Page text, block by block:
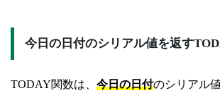
今日の日付のシリアル値を返す
TODAY関数は、 今日の日付のシリアル